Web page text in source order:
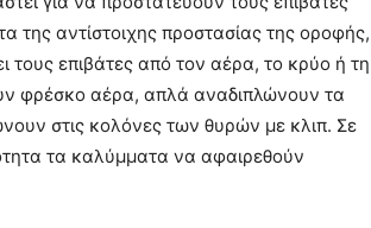
της αντίστοιχης προστασίας της οροφής,
τους επιβάτες από τον αέρα, το κρύο ή τη
φρέσκο αέρα, απλά αναδιπλώνουν τα
στις κολόνες των θυρών με κλιπ. Σε
τα καλύμματα να αφαιρεθούν